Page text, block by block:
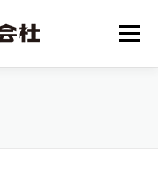
メニュ